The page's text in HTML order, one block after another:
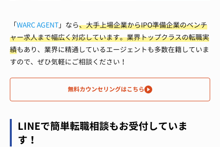
「WARC AGENT 」なら、大手上場企業からIPO準備企業のベンチ
ャー求人まで幅広く対応しています。業界トップクラスの転職実
績もあり、業界に精通しているエージェントも多数在籍していま
すので、ぜひ気軽にご相談ください！
無料カウンセリングはこちら
LINEで簡単転職相談もお受付していま
す！